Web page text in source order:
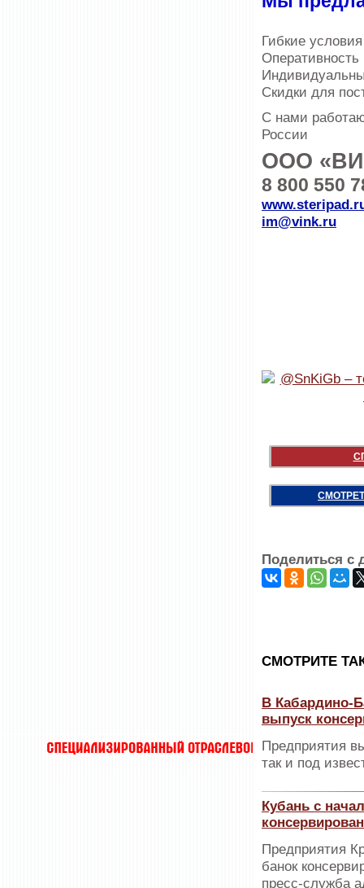
Гибкие
Оперативность
Скидки для
С нами
России
ООО
8 800 550
im@vink.ru
Поделиться с
CМОТРИТЕ
В Кабардино-
выпуск
Предприятия
так и под
Кубань с
Предприятия
банок
пресс-служба